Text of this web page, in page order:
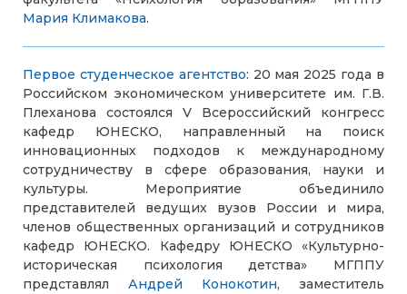
Мария Климакова.
Первое студенческое агентство: 20 мая 2025 года в
Российском экономическом университете им. Г.В.
Плеханова состоялся V Всероссийский конгресс
кафедр ЮНЕСКО, направленный на поиск
инновационных подходов к международному
сотрудничеству в сфере образования, науки и
культуры. Мероприятие объединило
представителей ведущих вузов России и мира,
членов общественных организаций и сотрудников
кафедр ЮНЕСКО. Кафедру ЮНЕСКО «Культурно-
историческая психология детства» МГППУ
представлял Андрей Конокотин, заместитель